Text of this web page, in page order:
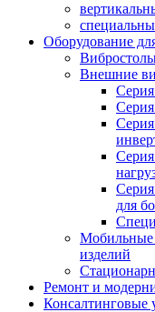
Оборудование
Внешние
для
Мобильные
изделий
Ремонт и
Консалтинговые